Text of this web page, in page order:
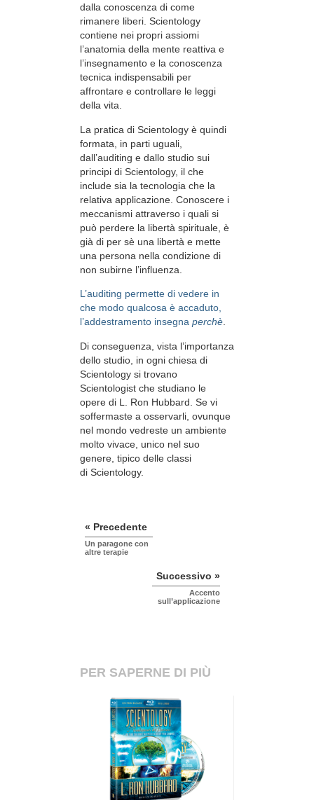
dalla conoscenza di come
rimanere liberi. Scientology
contiene nei propri assiomi
l’anatomia della mente reattiva e
l’insegnamento e la conoscenza
tecnica indispensabili per
affrontare e controllare le leggi
della vita.
La pratica di Scientology è quindi
formata, in parti uguali,
dall’auditing e dallo studio sui
principi di Scientology, il che
include sia la tecnologia che la
relativa applicazione. Conoscere i
meccanismi attraverso i quali si
può perdere la libertà spirituale, è
già di per sè una libertà e mette
una persona nella condizione di
non subirne l’influenza.
L’auditing permette di vedere in
che modo qualcosa è accaduto,
l’addestramento insegna perchè.
Di conseguenza, vista l’importanza
dello studio, in ogni chiesa di
Scientology si trovano
Scientologist che studiano le
opere di L. Ron Hubbard. Se vi
soffermaste a osservarli, ovunque
nel mondo vedreste un ambiente
molto vivace, unico nel suo
genere, tipico delle classi
di Scientology.
« Precedente
Un paragone con
altre terapie
Successivo »
Accento
sull’applicazione
PER SAPERNE DI PIÙ